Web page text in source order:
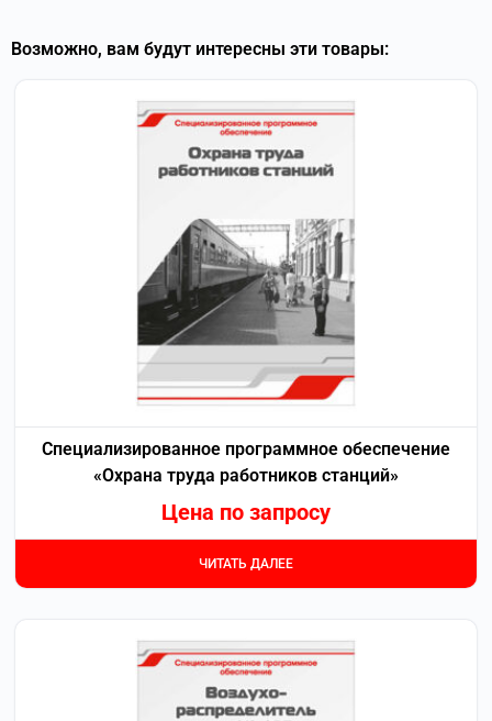
Возможно, вам будут интересны эти товары:
Специализированное программное обеспечение
«Охрана труда работников станций»
Цена по запросу
ЧИТАТЬ ДАЛЕЕ